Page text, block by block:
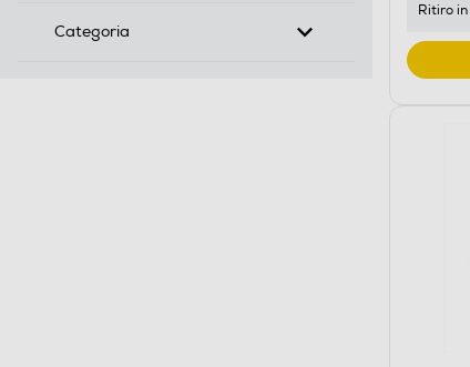
Categoria
Ritiro in